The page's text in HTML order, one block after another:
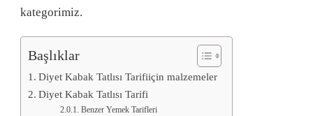
kategorimiz.
Başlıklar
Diyet Kabak Tatlısı Tarifiiçin malzemeler
Diyet Kabak Tatlısı Tarifi
Benzer Yemek Tarifleri